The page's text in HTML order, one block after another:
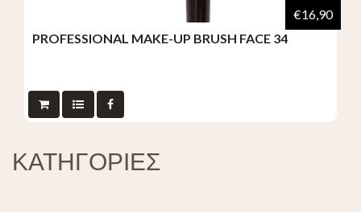
PROFESSIONAL MAKE-UP BRUSH FACE 34
€16,90
ΚΑΤΗΓΟΡΙΕΣ